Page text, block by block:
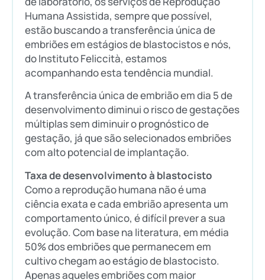
Humana Assistida, sempre que possível,
estão buscando a transferência única de
embriões em estágios de blastocistos e nós,
do Instituto Feliccità, estamos
acompanhando esta tendência mundial.
A transferência única de embrião em dia 5 de
desenvolvimento diminui o risco de gestações
múltiplas sem diminuir o prognóstico de
gestação, já que são selecionados embriões
com alto potencial de implantação.
Taxa de desenvolvimento à blastocisto
Como a reprodução humana não é uma
ciência exata e cada embrião apresenta um
comportamento único, é difícil prever a sua
evolução. Com base na literatura, em média
50% dos embriões que permanecem em
cultivo chegam ao estágio de blastocisto.
Apenas aqueles embriões com maior